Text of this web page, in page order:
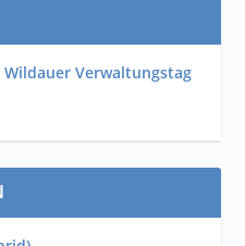
Verwaltungstag